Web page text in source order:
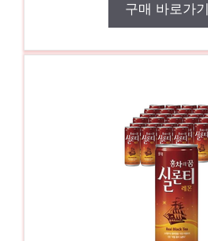
구매 바로가기